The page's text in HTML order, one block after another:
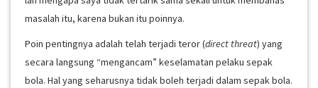
masalah itu, karena bukan itu poinnya.
Poin pentingnya adalah telah terjadi teror (direct threat) yang
secara langsung “mengancam” keselamatan pelaku sepak
bola. Hal yang seharusnya tidak boleh terjadi dalam sepak bola.